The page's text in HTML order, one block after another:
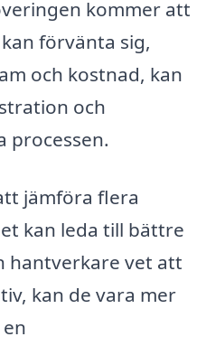
kommer att
förvänta sig,
och kostnad, kan
och
processen.
jämföra flera
kan leda till bättre
hantverkare vet att
kan de vara mer